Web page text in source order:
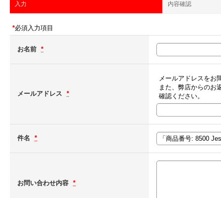
入力 内容確認
*必須入力項目
お名前 *
メールアドレス *
メールアドレスをお
また、弊店からのお
確認ください。
件名 *
お問い合わせ内容 *